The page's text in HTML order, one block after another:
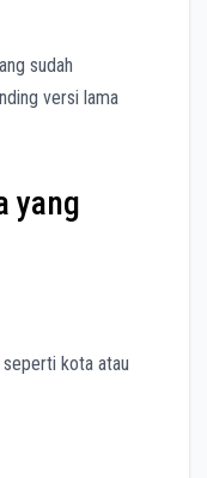
sudah
versi lama
yang
kota atau